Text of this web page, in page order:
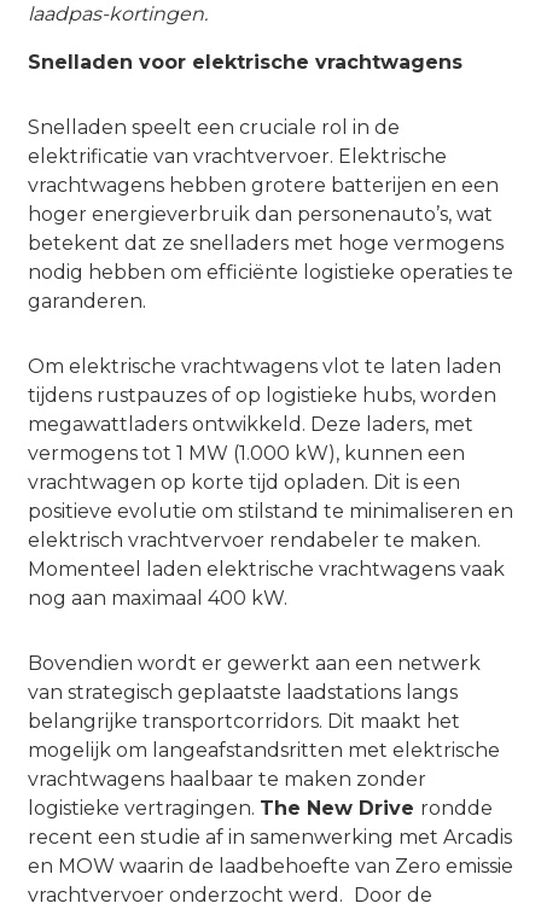
laadpas-kortingen.
Snelladen voor elektrische vrachtwagens
Snelladen speelt een cruciale rol in de
elektrificatie van vrachtvervoer. Elektrische
vrachtwagens hebben grotere batterijen en een
hoger energieverbruik dan personenauto’s, wat
betekent dat ze snelladers met hoge vermogens
nodig hebben om efficiënte logistieke operaties te
garanderen.
Om elektrische vrachtwagens vlot te laten laden
tijdens rustpauzes of op logistieke hubs, worden
megawattladers ontwikkeld. Deze laders, met
vermogens tot 1 MW (1.000 kW), kunnen een
vrachtwagen op korte tijd opladen. Dit is een
positieve evolutie om stilstand te minimaliseren en
elektrisch vrachtvervoer rendabeler te maken.
Momenteel laden elektrische vrachtwagens vaak
nog aan maximaal 400 kW.
Bovendien wordt er gewerkt aan een netwerk
van strategisch geplaatste laadstations langs
belangrijke transportcorridors. Dit maakt het
mogelijk om langeafstandsritten met elektrische
vrachtwagens haalbaar te maken zonder
logistieke vertragingen. The New Drive rondde
recent een studie af in samenwerking met Arcadis
en MOW waarin de laadbehoefte van Zero emissie
vrachtvervoer onderzocht werd. Door de